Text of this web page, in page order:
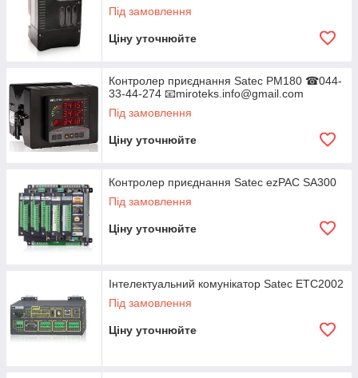
Під замовлення
Ціну уточнюйте
Контролер приєднання Satec PM180 ☎044-
33-44-274 📧miroteks.info@gmail.com
Під замовлення
Ціну уточнюйте
Контролер приєднання Satec ezPAC SA300
Під замовлення
Ціну уточнюйте
Інтелектуальний комунікатор Satec ETC2002
Під замовлення
Ціну уточнюйте